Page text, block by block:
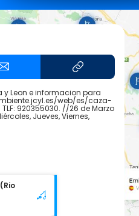
Leon e informacion para
web/es/caza-
920355030. //26 de Marzo
Jueves, Viernes,